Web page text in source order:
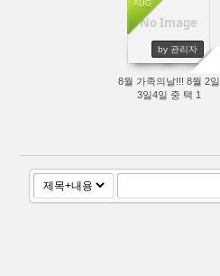
No Image
AUG
by 관리자
5400
8월 가족의날!!! 8월 2일
3일4일 중 택 1